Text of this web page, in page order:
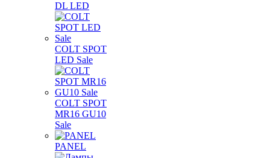
DL LED
COLT SPOT
LED Sale
COLT SPOT
MR16 GU10
Sale
PANEL